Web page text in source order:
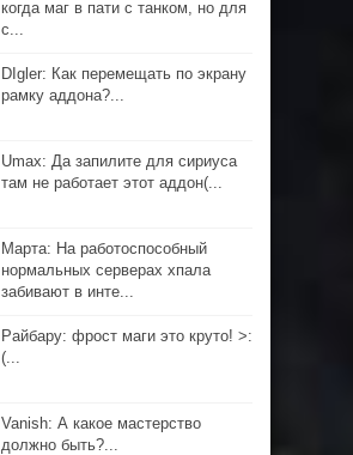
когда маг в пати с танком, но для
с...
DIgler: Как перемещать по экрану
рамку аддона?...
Umax: Да запилите для сириуса
там не работает этот аддон(...
Марта: На работоспособный
нормальных серверах хпала
забивают в инте...
Райбару: фрост маги это круто! >:
(...
Vanish: А какое мастерство
должно быть?...